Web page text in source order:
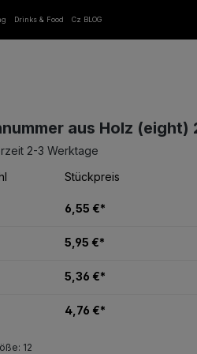
Drinks & Food Cz BLOG
aus Holz (eight)
2-3 Werktage
Stückpreis
6,55 €*
5,95 €*
5,36 €*
4,76 €*
12